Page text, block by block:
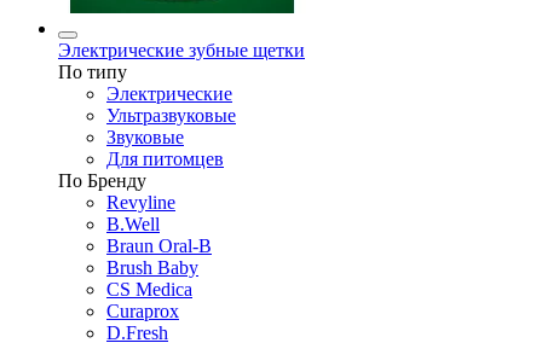
Электрические зубные щетки
По типу
Электрические
Ультразвуковые
Звуковые
Для питомцев
По Бренду
Revyline
B.Well
Braun Oral-B
Brush Baby
CS Medica
Curaprox
D.Fresh